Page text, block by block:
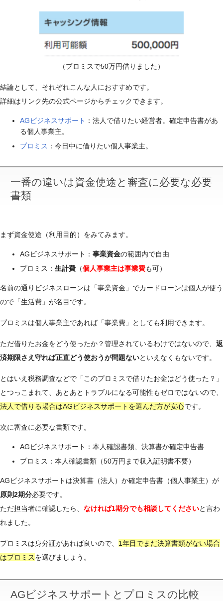
（プロミスで50万円借りました）
結論として、それぞれこんな人におすすめです。
詳細はリンク先の公式ページからチェックできます。
AGビジネスサポート ：法人で借りたい経営者。確定申告書があ
る個人事業主。
プロミス ：今日中に借りたい個人事業主。
一番の違いは資金使途と審査に必要な必要
書類
まず資金使途（利用目的）をみてみます。
AGビジネスサポート： 事業資金の範囲内で自由
プロミス： 生計費 （個人事業主は事業費も可）
名前の通りビジネスローンは「事業資金」でカードローンは個人が使う
ので「生活費」が名目です。
プロミスは個人事業主であれば「事業費」としても利用できます。
ただ借りたお金をどう使ったか？管理されているわけではないので、 返
済期限さえ守れば正直どう使おうが問題ないといえなくもないです。
とはいえ税務調査などで「このプロミスで借りたお金はどう使った？」
とつっこまれて、あとあとトラブルになる可能性もゼロではないので、
法人で借りる場合はAGビジネスサポートを選んだ方が安心です。
次に審査に必要な書類です。
AGビジネスサポート：本人確認書類、決算書か確定申告書
プロミス：本人確認書類（50万円まで収入証明書不要）
AGビジネスサポートは決算書（法人）か確定申告書（個人事業主）が
原則2期分必要です。
ただ担当者に確認したら、 なければ1期分でも相談してくださいと言わ
れました。
プロミスは身分証があれば良いので、 1年目でまだ決算書類がない場合
はプロミスを選びましょう。
AGビジネスサポートとプロミスの比較